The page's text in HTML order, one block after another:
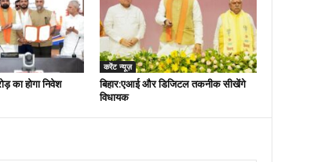
का होगा निवेश
करेंट न्यूज़
बिहार:एआई और डिजिटल तकनीक सीखेंगे
विधायक